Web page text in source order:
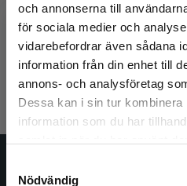
och annonserna till
för sociala medier och
vidarebefordrar även sådana
information från din enhet till
annons- och analysföretag
Dessa kan i sin tur kombinera
information som du har
Nödvändig
Begränsad
Det verkar som att du
studentlitteratur.se via en
Vi erbjuder inte
Marmstål Hammar,
578 krinkl. moms
Exkl. moms: 545 kr
Studentlitteratur